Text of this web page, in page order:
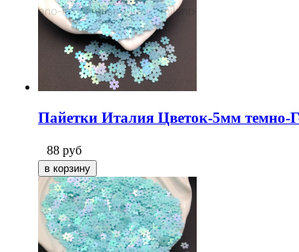
Пайетки Италия Цветок-5мм
88 руб